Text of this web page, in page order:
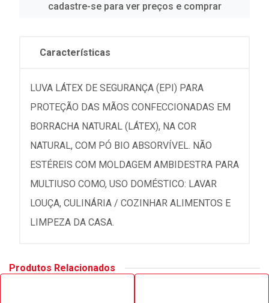
cadastre-se para ver preços e comprar
Características
LUVA LÁTEX DE SEGURANÇA (EPI) PARA
PROTEÇÃO DAS MÃOS CONFECCIONADAS EM
BORRACHA NATURAL (LÁTEX), NA COR
NATURAL, COM PÓ BIO ABSORVÍVEL. NÃO
ESTÉREIS COM MOLDAGEM AMBIDESTRA PARA
MULTIUSO COMO, USO DOMÉSTICO: LAVAR
LOUÇA, CULINÁRIA / COZINHAR ALIMENTOS E
LIMPEZA DA CASA.
Produtos Relacionados